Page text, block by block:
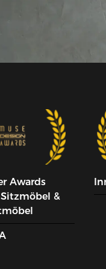
Awards
&